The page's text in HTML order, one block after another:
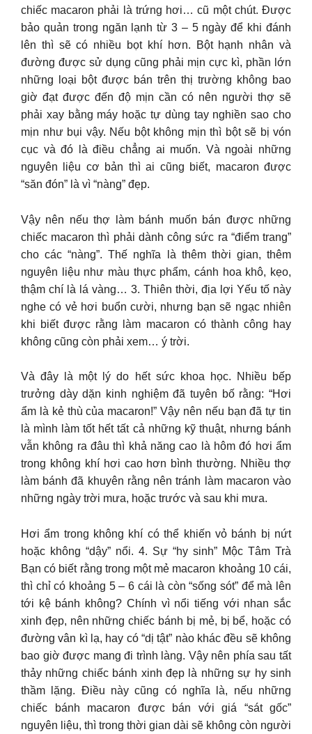
chiếc macaron phải là trứng hơi… cũ một chút. Được
bảo quản trong ngăn lạnh từ 3 – 5 ngày để khi đánh
lên thì sẽ có nhiều bọt khí hơn. Bột hạnh nhân và
đường được sử dụng cũng phải mịn cực kì, phần lớn
những loại bột được bán trên thị trường không bao
giờ đạt được đến độ mịn cần có nên người thợ sẽ
phải xay bằng máy hoặc tự dùng tay nghiền sao cho
mịn như bụi vậy. Nếu bột không mịn thì bột sẽ bị vón
cục và đó là điều chẳng ai muốn. Và ngoài những
nguyên liệu cơ bản thì ai cũng biết, macaron được
“săn đón” là vì “nàng” đẹp.
Vậy nên nếu thợ làm bánh muốn bán được những
chiếc macaron thì phải dành công sức ra “điểm trang”
cho các “nàng”. Thế nghĩa là thêm thời gian, thêm
nguyên liệu như màu thực phẩm, cánh hoa khô, kẹo,
thậm chí là lá vàng… 3. Thiên thời, địa lợi Yếu tố này
nghe có vẻ hơi buổn cười, nhưng bạn sẽ ngạc nhiên
khi biết được rằng làm macaron có thành công hay
không cũng còn phải xem… ý trời.
Và đây là một lý do hết sức khoa học. Nhiều bếp
trưởng dày dặn kinh nghiệm đã tuyên bố rằng: “Hơi
ẩm là kẻ thù của macaron!” Vậy nên nếu bạn đã tự tin
là mình làm tốt hết tất cả những kỹ thuật, nhưng bánh
vẫn không ra đâu thì khả năng cao là hôm đó hơi ẩm
trong không khí hơi cao hơn bình thường. Nhiều thợ
làm bánh đã khuyên rằng nên tránh làm macaron vào
những ngày trời mưa, hoặc trước và sau khi mưa.
Hơi ẩm trong không khí có thể khiến vỏ bánh bị nứt
hoặc không “dậy” nổi. 4. Sự “hy sinh” Mộc Tâm Trà
Bạn có biết rằng trong một mẻ macaron khoảng 10 cái,
thì chỉ có khoảng 5 – 6 cái là còn “sống sót” để mà lên
tới kệ bánh không? Chính vì nổi tiếng với nhan sắc
xinh đẹp, nên những chiếc bánh bị mẻ, bị bể, hoặc có
đường vân kì lạ, hay có “dị tật” nào khác đều sẽ không
bao giờ được mang đi trình làng. Vậy nên phía sau tất
thảy những chiếc bánh xinh đẹp là những sự hy sinh
thầm lặng. Điều này cũng có nghĩa là, nếu những
chiếc bánh macaron được bán với giá “sát gốc”
nguyên liệu, thì trong thời gian dài sẽ không còn người